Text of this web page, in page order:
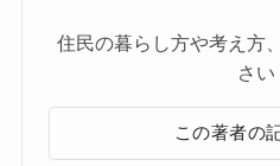
住民の暮らし方や考え方
さい
この著者の